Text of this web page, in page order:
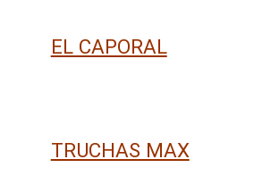
EL CAPORAL
TRUCHAS MAX